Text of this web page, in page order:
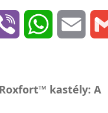
Viber WhatsApp
kastély: A